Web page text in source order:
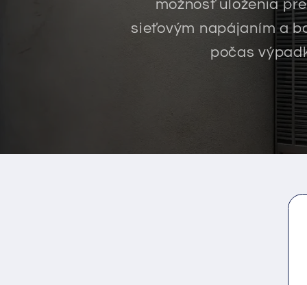
možnosť uloženia
sieťovým napájaním a
počas